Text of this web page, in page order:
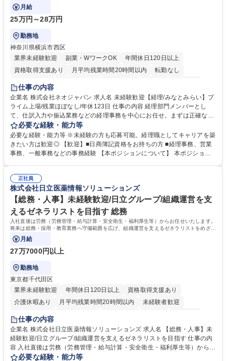
理知識を身につけていただきます。
月給
25万円～28万円
勤務地
神奈川県横浜市西区
業界未経験歓迎
副業・WワークOK
年間休日120日以上
資格取得支援あり
月平均残業時間20時間以内
転勤なし
未経験者歓迎
完全週休2日制
交通費支給 駅近5分以内 土日祝休み
服装自由
寮・社宅あり
仕事の内容
企業名 株式会社ネオジャパン 求人名 未経験歓迎【経理/みなとみらい】プ
ライム上場/残業ほぼなし/年休123日 仕事の内容 経理部門メンバーとし
て、仕訳入力や振込業務などの経理事務を中心にお任せ。まずは正確な入
力・確認業務からスタートし、既存メンバーと一緒に業務を進めながら段
階的に経理知識を身につけていただきます。 【具体的には】 ■社内稟議に
基づく仕訳入力 ■月末の振込業務 ■明細作成 ■伝票処理、記帳業務 ■既存
メンバーの業務サポート 【将来的には】 ■月次決算補助 ■四半期・年次決
想定です。 募集職種 未経験歓迎【経理/みなとみらい】プライム上場/残業
ほぼなし/年休123日
必要な経験・能力等
必要な経験・能力等 ※未経験の方も応募可能。経理職としてキャリアを築
きたい方は歓迎◎ 【歓迎】■日商簿記資格をお持ちの方 ■経理事務、営業
事務、一般事務などの事務経験 【本ポジションについて】 本ポジション
当し、3～5年をかけて月次決算・四半期決算・開示資料作成補助などへス
テップアップできます。また、残業は通常月ほぼなく、決算月でも10時間
未満のため、無理なく経理として専門性を身につけられる環境です。 学
歴・資格 学歴：大学院 大学 高専 短大 専修学校 高校 語学力： 資格：日商
簿記検定1級 日商簿記検定2級
正社員
株式会社日立医薬情報ソリューションズ
【総務・人事】未経験歓迎/日立グループ/組織運営を支
えるゼネラリストを目指す 総務
入社直後は労務（労務管理・給与計算・安全衛生・福利厚生等）からお任せいたします。
将来は総務・採用・教育業務へ守備範囲を広げ、組織運営を支えるゼネラリストをめざせ
ます。
月給
27万7000円以上
勤務地
東京都千代田区
業界未経験歓迎
年間休日120日以上
資格取得支援あり
介護休暇あり
月平均残業時間20時間以内
未経験者歓迎
住宅手当あり
育休あり
完全週休2日制 交通費支給 土日祝休み 寮・社宅あり
仕事の内容
企業名 株式会社日立医薬情報ソリューションズ 求人名 【総務・人事】未
経験歓迎/日立グループ/組織運営を支えるゼネラリストを目指す 仕事の内
容 入社直後は労務（労務管理・給与計算・安全衛生・福利厚生等）からお
任せいたします。将来は総務・採用・教育業務へ守備範囲を広げ、組織運
必要な経験・能力等